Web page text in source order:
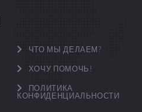
ЧТО МЫ ДЕЛАЕМ?
ХОЧУ ПОМОЧЬ!
ПОЛИТИКА
КОНФИДЕНЦИАЛЬНОСТИ